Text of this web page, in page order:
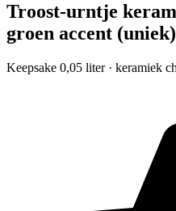
Troost-urntje
groen accent (uniek)
Keepsake 0,05 liter · keramiek